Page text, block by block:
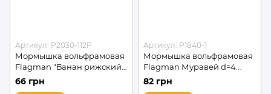
Артикул: P2030-112P
Мормышка вольфрамовая
Flagman "Банан рижский
крашеный фосф" d=3.0 112P
(P2030-112P)
66 грн
Артикул: P1840-1
Мормышка вольфрамовая
Flagman Муравей d=4
Золото (P1840-1)
82 грн